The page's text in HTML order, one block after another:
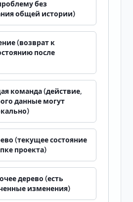
без
общей истории)
(возврат к
после
команда (действие,
данные могут
(текущее состояние
проекта)
дерево (есть
изменения)